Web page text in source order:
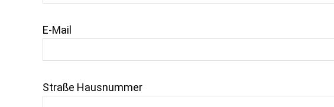
E-Mail
Straße Hausnummer